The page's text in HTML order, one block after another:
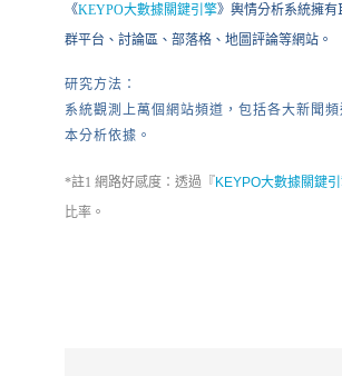
《KEYPO大數據關鍵引擎》輿情分析系統擁
群平台、討論區、部落格、地圖評論等網站。
研究方法：
系統觀測上萬個網站頻道，包括各大新聞
本分析依據。
*註1 網路好感度： 透過『KEYPO大數據關鍵
比率。